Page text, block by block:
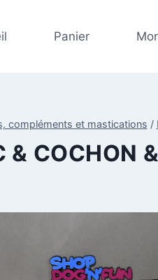
Panier
compléments et mastications /
& COCHON